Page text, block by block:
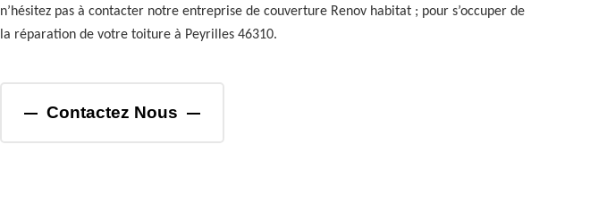
n’hésitez pas à contacter notre entreprise de couverture Renov habitat ; pour s’occuper de
la réparation de votre toiture à Peyrilles 46310.
Contactez Nous